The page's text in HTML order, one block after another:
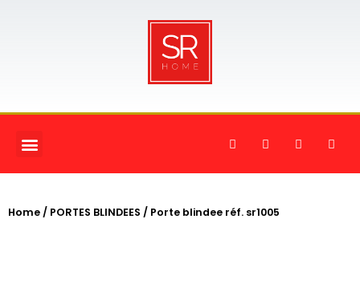
Home / PORTES BLINDEES / Porte blindee réf. sr1005